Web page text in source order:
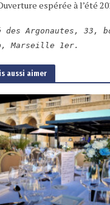
espérée à l’été
des Argonautes, 33,
Marseille 1er.
aussi aimer